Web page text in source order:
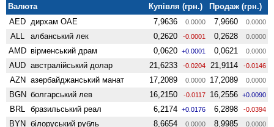
Валюта Купівля (грн.)
Продаж (грн.)
AED дирхам ОАЕ 7,9636 0.0000 7,9660 0.0000
ALL албанський лек 0,2620 -0.0001 0,2628 0.0000
AMD вiрменський драм 0,0620 +0.0001 0,0621 0.0000
AUD австралійський долар 21,6233 -0.0204 21,9114 -0.0146
AZN азербайджанський манат 17,2089 0.0000 17,2089 0.0000
BGN болгарський лев 16,2150 -0.0117 16,2556 +0.0090
BRL бразильський реал 6,2174 +0.0176 6,2898 -0.0394
BYN білоруський рубль 8,6654 0.0000 8,9985 0.0000